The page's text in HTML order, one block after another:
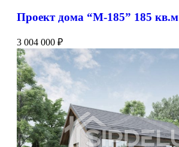
Проект дома “М-185” 185 кв.м
3 004 000 ₽